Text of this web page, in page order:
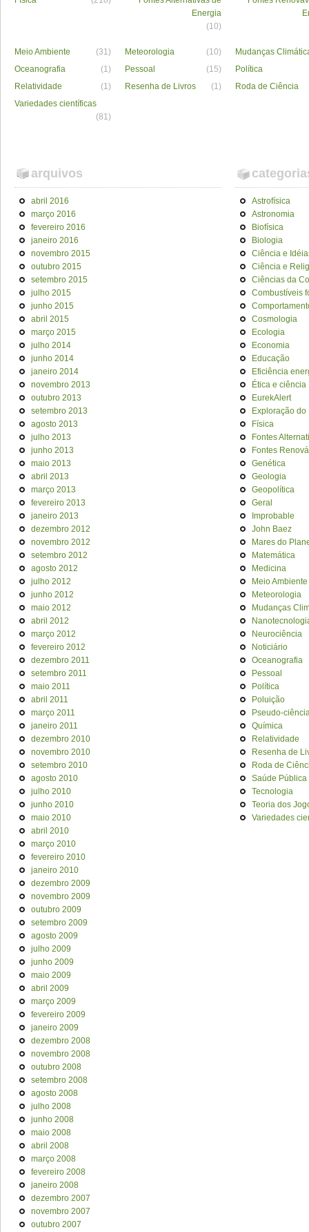
Energia
(10)
Meio Ambiente (31) Meteorologia (10)
Mudanças
Oceanografia
(1) Pessoal (15)
Política
Relatividade
(1) Resenha de Livros (1)
Roda de Ciência
Variedades científicas
(81)
arquivos
abril 2016
março 2016
fevereiro 2016
janeiro 2016
novembro 2015
outubro 2015
setembro 2015
julho 2015
junho 2015
abril 2015
março 2015
julho 2014
junho 2014
janeiro 2014
novembro 2013
outubro 2013
setembro 2013
agosto 2013
julho 2013
junho 2013
maio 2013
abril 2013
março 2013
fevereiro 2013
janeiro 2013
dezembro 2012
novembro 2012
setembro 2012
agosto 2012
julho 2012
junho 2012
maio 2012
abril 2012
março 2012
fevereiro 2012
dezembro 2011
setembro 2011
maio 2011
abril 2011
março 2011
janeiro 2011
dezembro 2010
novembro 2010
setembro 2010
agosto 2010
julho 2010
junho 2010
maio 2010
abril 2010
março 2010
fevereiro 2010
janeiro 2010
dezembro 2009
novembro 2009
outubro 2009
setembro 2009
agosto 2009
julho 2009
junho 2009
maio 2009
abril 2009
março 2009
fevereiro 2009
janeiro 2009
dezembro 2008
novembro 2008
outubro 2008
setembro 2008
agosto 2008
julho 2008
junho 2008
maio 2008
abril 2008
março 2008
fevereiro 2008
janeiro 2008
dezembro 2007
novembro 2007
outubro 2007
Astrofísica
Astronomia
Biofísica
Biologia
Ciência e
Ciência e
Ciências da
Combustíveis
Cosmologia
Ecologia
Economia
Educação
Eficiência
Ética e ciência
EurekAlert
Exploração do
Física
Fontes
Fontes
Genética
Geologia
Geopolítica
Geral
Improbable
John Baez
Mares do
Matemática
Medicina
Meio Ambiente
Meteorologia
Mudanças
Neurociência
Noticiário
Oceanografia
Pessoal
Política
Poluição
Pseudo-
Química
Relatividade
Resenha de
Roda de
Saúde Pública
Tecnologia
Teoria dos
Variedades